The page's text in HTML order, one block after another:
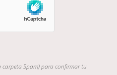
carpeta Spam) para confirmar tu